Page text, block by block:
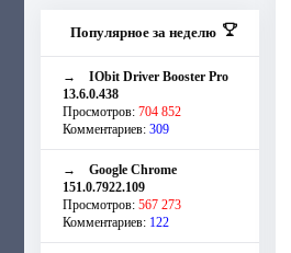
Популярное за неделю
→ IObit Driver Booster Pro
13.6.0.438
Просмотров: 704 852
Комментариев: 309
→ Google Chrome
151.0.7922.109
Просмотров: 567 273
Комментариев: 122